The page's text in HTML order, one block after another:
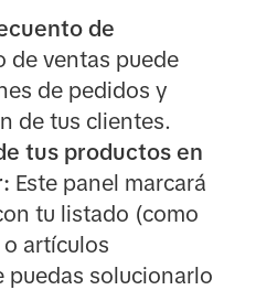
de
de ventas puede
de pedidos y
de tus clientes.
tus productos en
Este panel marcará
tu listado (como
artículos
puedas solucionarlo